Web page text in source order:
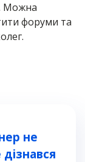
Можна
форуми та
не